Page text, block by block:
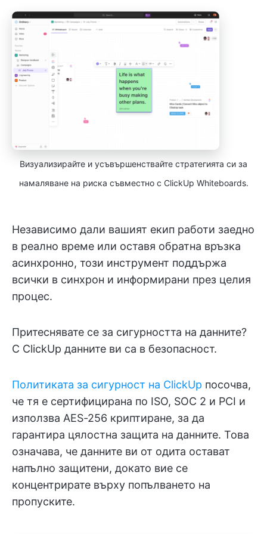
Визуализирайте и усъвършенствайте стратегията си за
намаляване на риска съвместно с ClickUp Whiteboards.
Независимо дали вашият екип работи заедно
в реално време или оставя обратна връзка
асинхронно, този инструмент поддържа
всички в синхрон и информирани през целия
процес.
Притеснявате се за сигурността на данните?
С ClickUp данните ви са в безопасност.
Политиката за сигурност на ClickUp посочва,
че тя е сертифицирана по ISO, SOC 2 и PCI и
използва AES-256 криптиране, за да
гарантира цялостна защита на данните. Това
означава, че данните ви от одита остават
напълно защитени, докато вие се
концентрирате върху попълването на
пропуските.